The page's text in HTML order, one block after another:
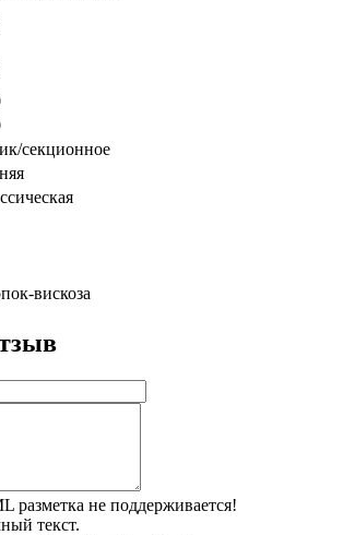
секционное
вискоза
разметка не поддерживается!
текст.